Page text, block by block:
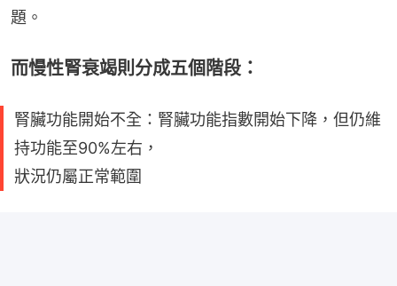
題。
而慢性腎衰竭則分成五個階段：
腎臟功能開始不全：腎臟功能指數開始下降，但仍維
持功能至90%左右，
狀況仍屬正常範圍